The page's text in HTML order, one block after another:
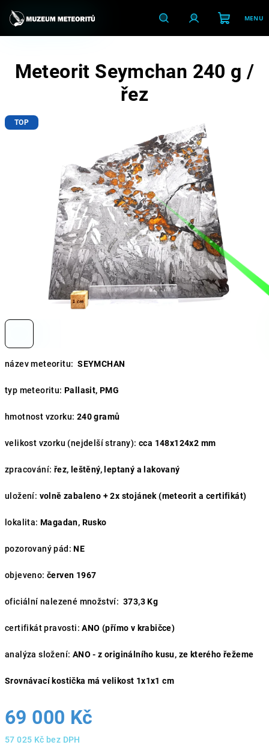
obsah
HledatPřihlášeníNákupní
košík
název meteoritu: SEYMCHAN
typ meteoritu: Pallasit, PMG
hmotnost vzorku: 240 gramů
velikost vzorku (nejdelší strany): cca 148x124x2 mm
zpracování: řez, leštěný, leptaný a lakovaný
uložení: volně zabaleno + 2x stojánek (meteorit a certifikát)
lokalita: Magadan, Rusko
pozorovaný pád:NE
objeveno: červen 1967
oficiální nalezené množství: 373,3 Kg
certifikát pravosti: ANO (přímo v krabičce)
analýza složení: ANO - z originálního kusu, ze kterého řežeme
Srovnávací kostička má velikost 1x1x1 cm
69 000 Kč
57 025 Kč bez DPH
Meteorit Seymchan 240 g /
řez
TOP